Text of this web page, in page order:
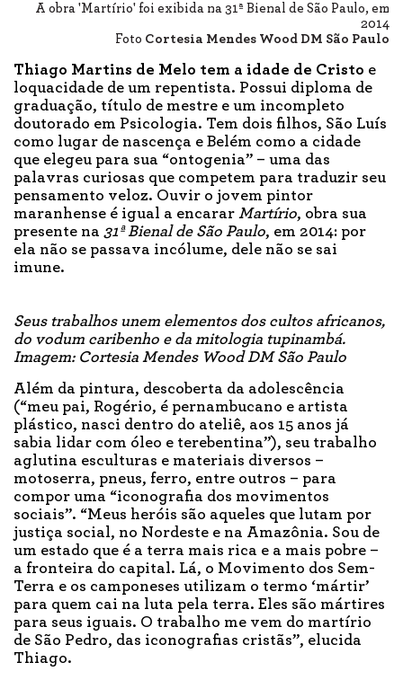
A obra 'Martírio' foi exibida na 31ª Bienal de São Paulo, em
2014
Foto Cortesia Mendes Wood DM São Paulo
Thiago Martins de Melo tem a idade de Cristo e
loquacidade de um repentista. Possui diploma de
graduação, título de mestre e um incompleto
doutorado em Psicologia. Tem dois filhos, São Luís
como lugar de nascença e Belém como a cidade
que elegeu para sua “ontogenia” – uma das
palavras curiosas que competem para traduzir seu
pensamento veloz. Ouvir o jovem pintor
maranhense é igual a encarar Martírio, obra sua
presente na 31ª Bienal de São Paulo, em 2014: por
ela não se passava incólume, dele não se sai
imune.
Seus trabalhos unem elementos dos cultos africanos,
do vodum caribenho e da mitologia tupinambá.
Imagem: Cortesia Mendes Wood DM São Paulo
Além da pintura, descoberta da adolescência
(“meu pai, Rogério, é pernambucano e artista
plástico, nasci dentro do ateliê, aos 15 anos já
sabia lidar com óleo e terebentina”), seu trabalho
aglutina esculturas e materiais diversos –
motoserra, pneus, ferro, entre outros – para
compor uma “iconografia dos movimentos
sociais”. “Meus heróis são aqueles que lutam por
justiça social, no Nordeste e na Amazônia. Sou de
um estado que é a terra mais rica e a mais pobre –
a fronteira do capital. Lá, o Movimento dos Sem-
Terra e os camponeses utilizam o termo ‘mártir’
para quem cai na luta pela terra. Eles são mártires
para seus iguais. O trabalho me vem do martírio
de São Pedro, das iconografias cristãs”, elucida
Thiago.